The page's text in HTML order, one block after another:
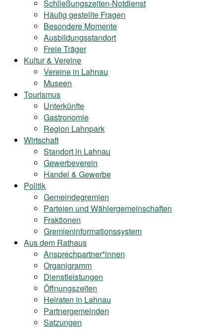
Schließungszeiten-Notdienst
Häufig gestellte Fragen
Besondere Momente
Ausbildungsstandort
Freie Träger
Kultur & Vereine
Vereine in Lahnau
Museen
Tourismus
Unterkünfte
Gastronomie
Region Lahnpark
Wirtschaft
Standort in Lahnau
Gewerbeverein
Handel & Gewerbe
Politik
Gemeindegremien
Parteien und Wählergemeinschaften
Fraktionen
Gremieninformationssystem
Aus dem Rathaus
Ansprechpartner*innen
Organigramm
Dienstleistungen
Öffnungszeiten
Heiraten in Lahnau
Partnergemeinden
Satzungen